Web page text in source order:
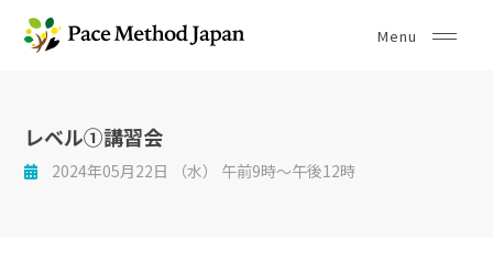
レベル①講習会
2024年05月22日 （水） 午前9時～午後12時